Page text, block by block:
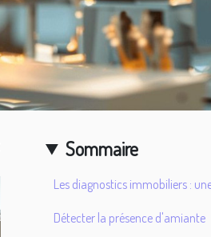
Sommaire
Les diagnostics immobiliers :
Détecter la présence d'amiante